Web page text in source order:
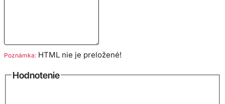
Poznámka: HTML nie je preložené!
Hodnotenie